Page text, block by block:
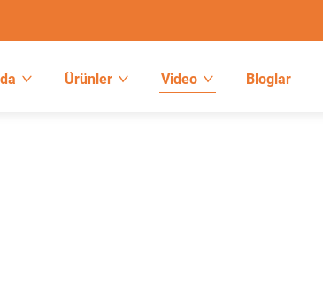
Ürünler Video Bloglar